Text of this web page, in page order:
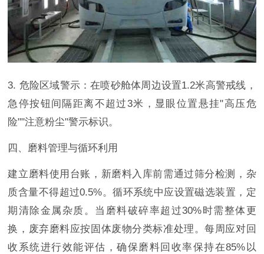
3. 危险区域警示：在喷砂舱体周边设置1.2米高警戒线，
急停按钮间隔距离不超过3米，显眼位置悬挂"高压危
险""注意粉尘"警示标识。
四、磨料管理与循环利用
建立磨料使用台账，新磨料入库前需通过筛分检测，杂
质含量不得超过0.5%。循环系统中应设置磁选装置，定
期清除金属杂质。当磨料破碎率超过30%时需整体更
换，废弃磨料应按固体废物分类标准处理。每周应对回
收系统进行效能评估，确保磨料回收率保持在85%以